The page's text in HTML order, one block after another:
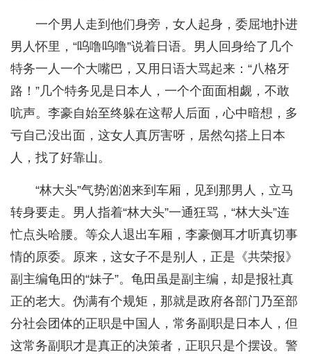
一个男人走到他们身旁，女人起身，委屈地扑进
男人怀里，“呜噜呜噜”说着日语。男人回身给了几个
特务一人一个大嘴巴，又用日语大骂起来：“八格牙
路！”几个特务见是日本人，一个个面面相觑，不敢
吭声。李豪自始至终躲在这帮人后面，心中暗想，多
亏自己没出面，这女人真厉害呀，居然勾搭上日本
人，找了好靠山。
“林大头”气势汹汹来到车厢，见到那男人，立马
转身要走。男人指着“林大头”一通狂骂，“林大头”连
忙点头哈腰。等众人退出车厢，李豪侧耳才听真切事
情的原委。原来，这女子不是别人，正是《共荣报》
副主编龟田的“妹子”。龟田虽是副主编，却是报社真
正的老大。伪满有个规矩，那就是政府各部门乃至部
分社会团体的正职是中国人，常务副职是日本人，但
这常务副职才是真正的决策者，正职只是个摆设。警